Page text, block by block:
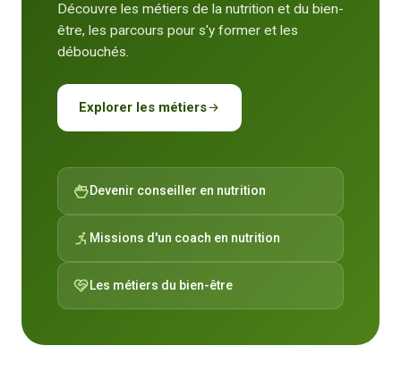
Découvre les métiers de la nutrition et du bien-
être, les parcours pour s'y former et les
débouchés.
Explorer les métiers
Devenir conseiller en nutrition
Missions d'un coach en nutrition
Les métiers du bien-être